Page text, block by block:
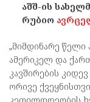
აშშ-ის
რუბიო
„მიმდინარე
ამერიკელ და
კავშირების
ორივე